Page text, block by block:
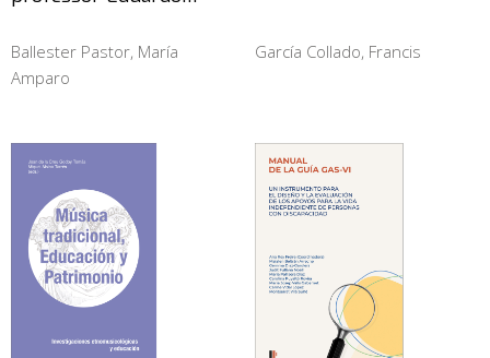
Ballester Pastor, María
Amparo
García Collado, Francis